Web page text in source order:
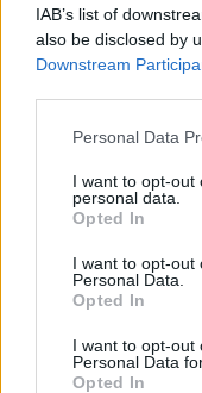
IAB’s list of
also be disclosed by
Downstream
Personal Data
I want to opt-out
personal data.
Opted In
I want to opt-out
Personal Data.
Opted In
I want to opt-out
Personal Data
Opted In
Le valutazioni su
utenti, letti e
nostri standard di
dimostrare alcuna
descrivono le loro
esperienze descritte
quello dei
esperienze
sempre contattare il
farmaci.